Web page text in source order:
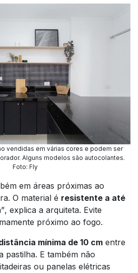
vendidas em várias cores e podem ser
Alguns modelos são autocolantes.
Foto: Fly
em áreas próximas ao
O material é resistente a até
, explica a arquiteta. Evite
próximo ao fogo.
mínima de 10 cm entre
pastilha. E também não
ou panelas elétricas